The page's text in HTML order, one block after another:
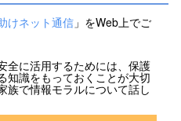
けネット通信 」をWeb上でご
全に活用するためには、保護
知識をもっておくことが大切
族で情報モラルについて話し